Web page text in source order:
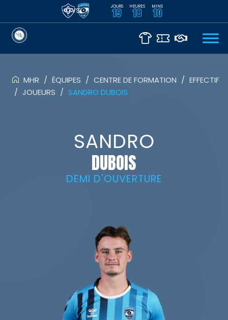
VS JOURS
19 HEURES
18 MINS
10
MHR / ÉQUIPES / CENTRE DE FORMATION / EFFECTIF
/ JOUEURS / SANDRO DUBOIS
SANDRO
DUBOIS
DEMI D'OUVERTURE